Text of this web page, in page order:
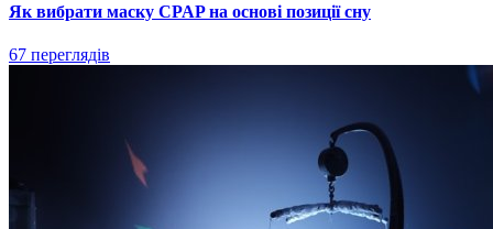
Як вибрати маску CPAP на основі позиції сну
67 переглядів